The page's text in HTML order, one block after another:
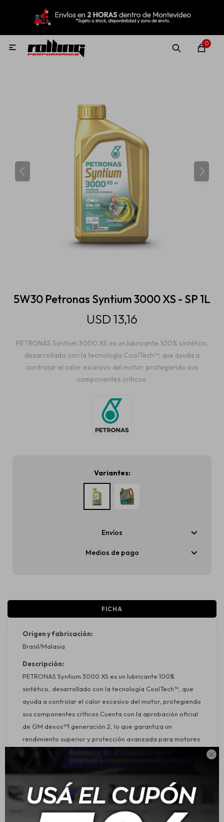

0

5W30 Petronas Syntium 3000 XS - SP 1L
USD13,16
PETRONAS Syntium 3000 XS es un lubricante 100% sintético,
desarrollado con la tecnología CoolTech™, que ayuda a
controlar el calor excesivo del motor, protegiendo sus
componentes críticos.
Variantes:
Envíos
Medios de pago
FICHA
Origen y fabricación:
Brasil/Malasia
Descripción:
PETRONAS Syntium 3000 XS es un lubricante 100%
sintético, desarrollado con la tecnología CoolTech™, que
ayuda a controlar el calor excesivo del motor, protegiendo
sus componentes críticos.Cuenta con la aprobación oficial
de GM dexos™1 generación 2, lo que garantiza un
rendimiento superior y protección avanzada para motores
antiguas como GM-LL-A 025, GM6094M y
GM4718M.También es adecuado para vehículos de otros
fabricantes como FORD y CHRYSLER, ofreciendo alto
rendimiento, control térmico eficiente y ahorro de
MI CUENTA
Nuevo! Rolling Repuestos
Accesorios
Repuestos